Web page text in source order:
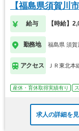
【福島県須賀川
給与 【時給】
勤務地 福島県 須賀
アクセス ＪＲ東北
産休・育休取得実績有り
求人の詳細を